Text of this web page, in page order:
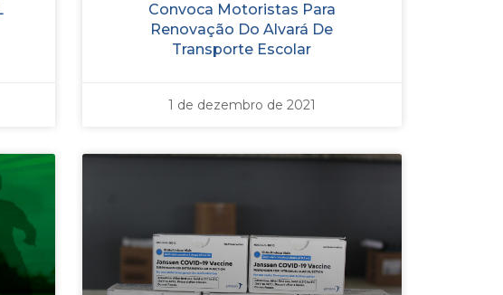
Convoca Motoristas Para
Renovação Do Alvará De
Transporte Escolar
1 de dezembro de 2021